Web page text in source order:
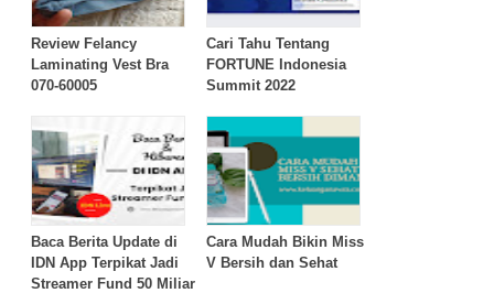
Review Felancy
Laminating Vest Bra
070-60005
Cari Tahu Tentang
FORTUNE Indonesia
Summit 2022
Baca Berita Update di
IDN App Terpikat Jadi
Streamer Fund 50 Miliar
Cara Mudah Bikin Miss
V Bersih dan Sehat